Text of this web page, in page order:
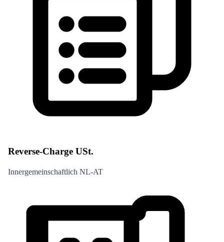
Reverse-Charge USt.
Innergemeinschaftlich NL-AT